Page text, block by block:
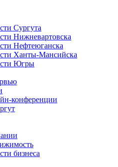
Сургута
Нижневартовска
Нефтеюганска
Ханты-Мансийска
Югры
конференции
бизнеса